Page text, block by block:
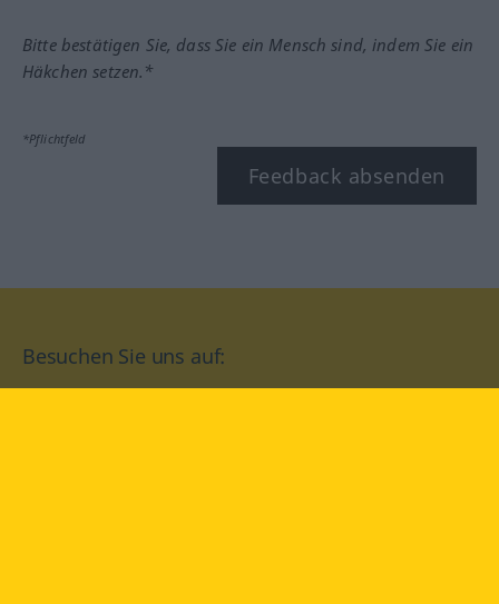
Bitte bestätigen Sie, dass Sie ein Mensch sind, indem Sie ein
Häkchen setzen.*
*Pflichtfeld
Feedback absenden
Besuchen Sie uns auf: